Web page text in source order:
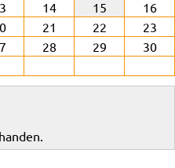
14 15
16
21 22
23
28 29
30